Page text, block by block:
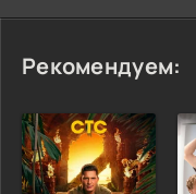
Рекомендуем: